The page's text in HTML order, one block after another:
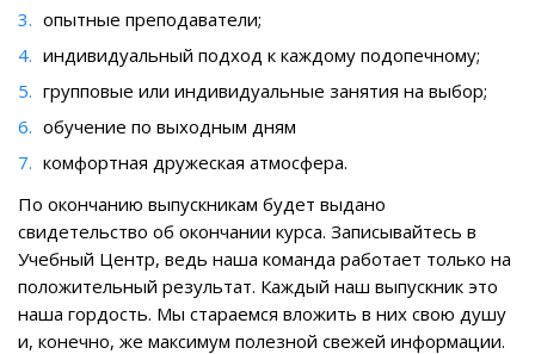
опытные преподаватели;
индивидуальный подход к каждому подопечному;
групповые или индивидуальные занятия на выбор;
обучение по выходным дням
комфортная дружеская атмосфера.
По окончанию выпускникам будет выдано
свидетельство об окончании курса. Записывайтесь в
Учебный Центр, ведь наша команда работает только на
положительный результат. Каждый наш выпускник это
наша гордость. Мы стараемся вложить в них свою душу
и, конечно, же максимум полезной свежей информации.